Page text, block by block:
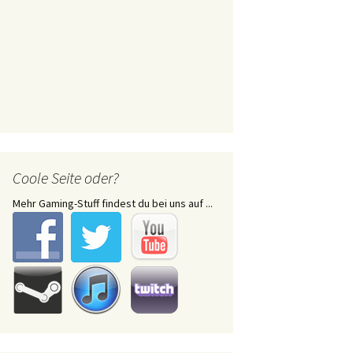
Coole Seite oder?
Mehr Gaming-Stuff findest du bei uns auf ...